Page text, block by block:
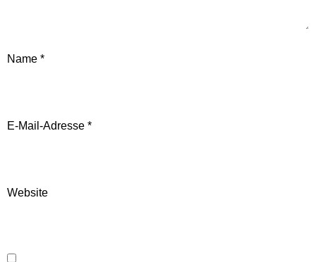
Name *
E-Mail-Adresse *
Website